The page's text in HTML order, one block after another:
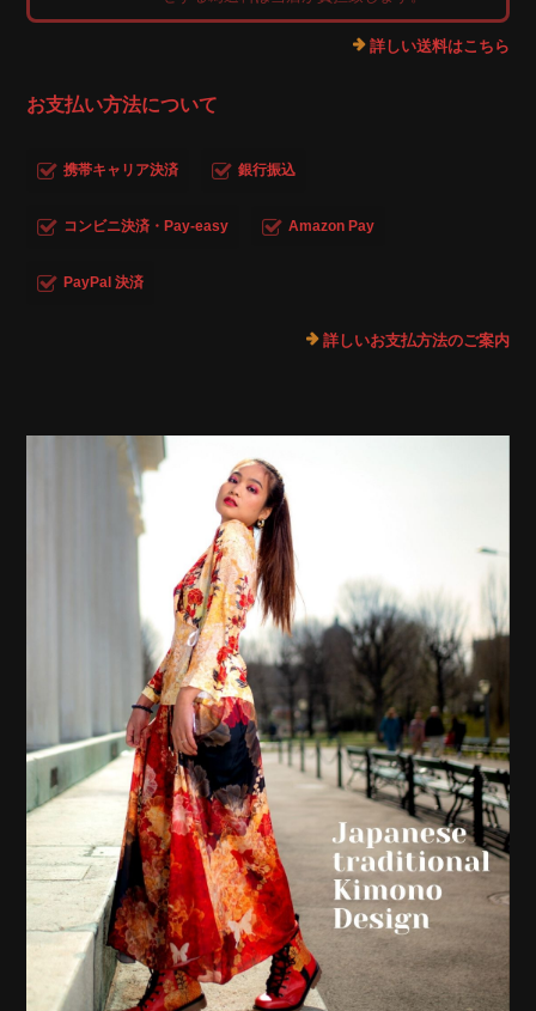
詳しい送料はこちら
お支払い方法について
携帯キャリア決済 銀行振込
コンビニ決済・Pay-easy Amazon Pay
PayPal 決済
詳しいお支払方法のご案内